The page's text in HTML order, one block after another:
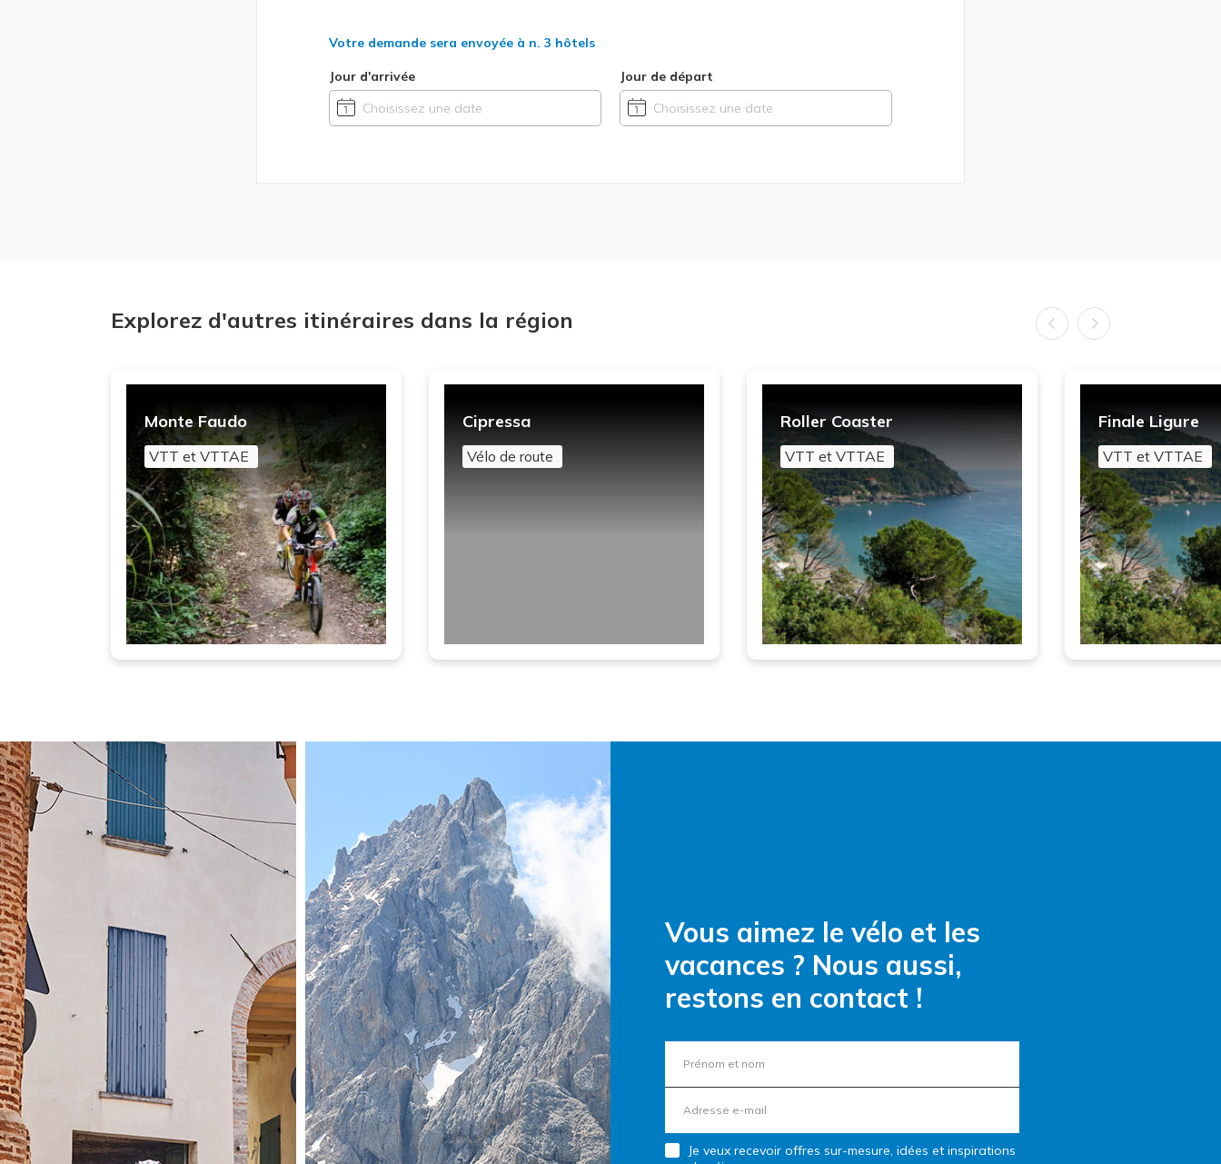
Votre demande sera envoyée à n. 3 hôtels
Jour d'arrivée Jour de départ
Explorez d'autres itinéraires dans la région
Monte Faudo
VTT et VTTAE
Cipressa
Vélo de route
Roller Coaster
VTT et VTTAE
Finale Ligure
VTT et VTTAE
Vous aimez le vélo et les
vacances ? Nous aussi,
restons en contact !
Je veux recevoir offres sur-mesure, idées et inspirations